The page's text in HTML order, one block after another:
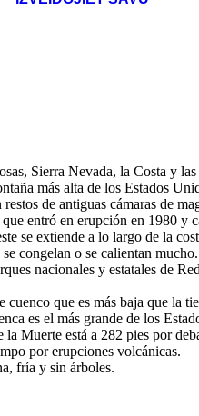
Sierra Nevada, la Costa y
más alta de los Estados
de antiguas cámaras de
entró en erupción en 1980 y
se extiende a lo largo de la
congelan o se calientan
nacionales y estatales de
que es más baja que la
es el más grande de los
Muerte está a 282 pies por
por erupciones volcánicas.
fría y sin árboles.